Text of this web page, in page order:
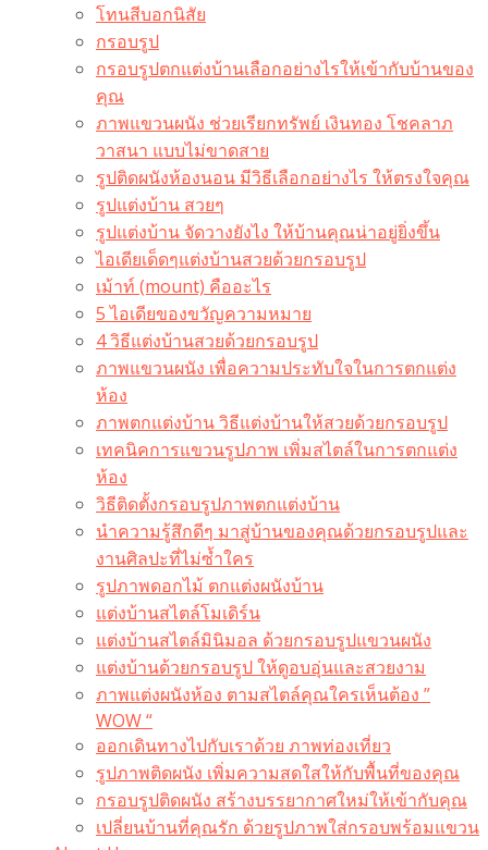
โทนสีบอกนิสัย
กรอบรูป
กรอบรูปตกแต่งบ้านเลือกอย่างไรให้เข้ากับบ้านของ
คุณ
ภาพแขวนผนัง ช่วยเรียกทรัพย์ เงินทอง โชคลาภ
วาสนา แบบไม่ขาดสาย
รูปติดผนังห้องนอน มีวิธีเลือกอย่างไร ให้ตรงใจคุณ
รูปแต่งบ้าน สวยๆ
รูปแต่งบ้าน จัดวางยังไง ให้บ้านคุณน่าอยู่ยิ่งขึ้น
ไอเดียเด็ดๆแต่งบ้านสวยด้วยกรอบรูป
เม้าท์ (mount) คืออะไร​
5 ไอเดียของขวัญความหมาย
4 วิธีแต่งบ้านสวยด้วยกรอบรูป
ภาพแขวนผนัง เพื่อความประทับใจในการตกแต่ง
ห้อง
ภาพตกแต่งบ้าน วิธีแต่งบ้านให้สวยด้วยกรอบรูป
เทคนิคการแขวนรูปภาพ เพิ่มสไตล์ในการตกแต่ง
ห้อง
วิธีติดตั้งกรอบรูปภาพตกแต่งบ้าน
นำความรู้สึกดีๆ มาสู่บ้านของคุณด้วยกรอบรูปและ
งานศิลปะที่ไม่ซ้ำใคร
รูปภาพดอกไม้ ตกแต่งผนังบ้าน
แต่งบ้านสไตล์โมเดิร์น
แต่งบ้านสไตล์มินิมอล ด้วยกรอบรูปแขวนผนัง
แต่งบ้านด้วยกรอบรูป ให้ดูอบอุ่นและสวยงาม
ภาพแต่งผนังห้อง ตามสไตล์คุณใครเห็นต้อง ”
WOW “
ออกเดินทางไปกับเราด้วย ภาพท่องเที่ยว
รูปภาพติดผนัง เพิ่มความสดใสให้กับพื้นที่ของคุณ
กรอบรูปติดผนัง สร้างบรรยากาศใหม่ให้เข้ากับคุณ
เปลี่ยนบ้านที่คุณรัก ด้วยรูปภาพใส่กรอบพร้อมแขวน​